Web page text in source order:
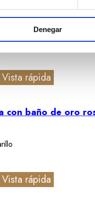
Denegar
oro rosa con
Vista rápida
con baño de oro
Vista rápida